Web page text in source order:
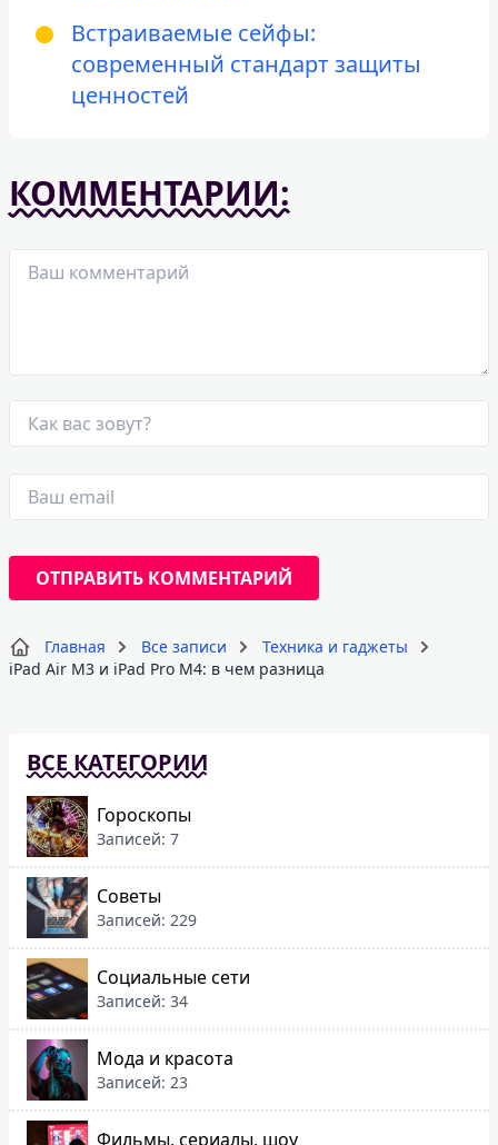
Встраиваемые сейфы:
современный стандарт защиты
ценностей
КОММЕНТАРИИ:
Главная Все записи
Техника и гаджеты
iPad Air M3 и iPad Pro M4: в чем разница
ВСЕ КАТЕГОРИИ
Гороскопы
Записей: 7
Советы
Записей: 229
Социальные сети
Записей: 34
Мода и красота
Записей: 23
Фильмы, сериалы, шоу